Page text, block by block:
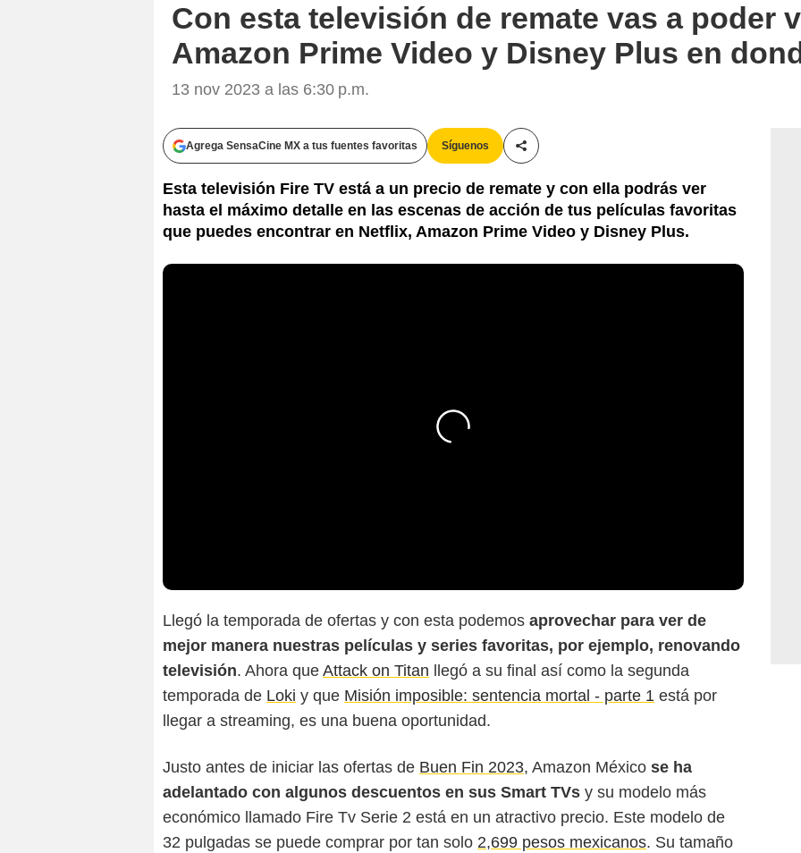
Con esta televisión de remate vas a poder
Amazon Prime Video y Disney Plus en
13 nov 2023 a las 6:30 p.m.
Agrega SensaCine MX a tus fuentes favoritas Síguenos
Compartir esta noticia
Esta televisión Fire TV está a un precio de remate y con ella podrás ver
hasta el máximo detalle en las escenas de acción de tus películas favoritas
que puedes encontrar en Netflix, Amazon Prime Video y Disney Plus.
Llegó la temporada de ofertas y con esta podemos aprovechar para ver de
mejor manera nuestras películas y series favoritas, por ejemplo, renovando
televisión. Ahora que Attack on Titan llegó a su final así como la segunda
temporada de Loki y que Misión imposible: sentencia mortal - parte 1 está por
llegar a streaming, es una buena oportunidad.
Justo antes de iniciar las ofertas de Buen Fin 2023, Amazon México se ha
adelantado con algunos descuentos en sus Smart TVs y su modelo más
económico llamado Fire Tv Serie 2 está en un atractivo precio. Este modelo de
32 pulgadas se puede comprar por tan solo 2,699 pesos mexicanos. Su tamaño
Amazon